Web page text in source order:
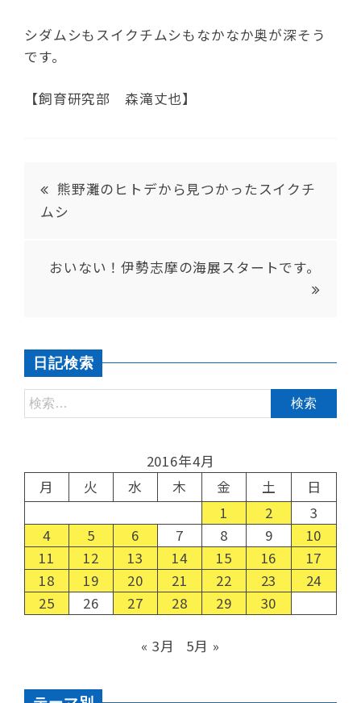
シダムシもスイクチムシもなかなか奥が深そう
です。
【飼育研究部 森滝丈也】
熊野灘のヒトデから見つかったスイクチ
ムシ
おいない！伊勢志摩の海展スタートです。
日記検索
2016年4月
月
火 水 木 金 土
日
1
2
3
4
5 6 7 8 9
10
11
12 13 14 15 16
17
18
19 20 21 22 23
24
25
26 27 28 29 30
« 3月 5月 »